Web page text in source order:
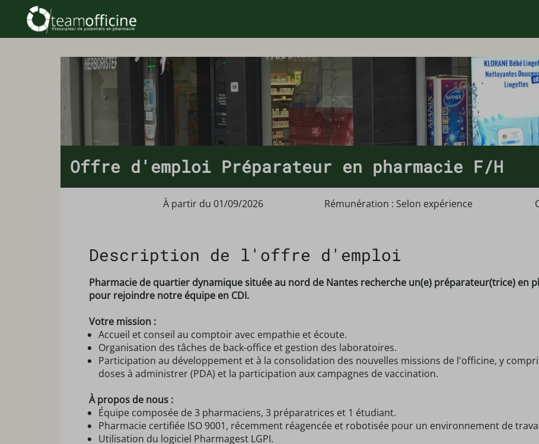
Offre d'emploi Préparateur en pharmacie F/H
À partir du 01/09/2026 Rémunération : Selon expérience
Description de l'offre d'emploi
Pharmacie de quartier dynamique située au nord de Nantes recherche un(e) préparateur(trice) en
pour rejoindre notre équipe en CDI.
Votre mission :
Accueil et conseil au comptoir avec empathie et écoute.
Organisation des tâches de back-office et gestion des laboratoires.
Participation au développement et à la consolidation des nouvelles missions de l'officine, y
doses à administrer (PDA) et la participation aux campagnes de vaccination.
À propos de nous :
Équipe composée de 3 pharmaciens, 3 préparatrices et 1 étudiant.
Pharmacie certifiée ISO 9001, récemment réagencée et robotisée pour un environnement de
Utilisation du logiciel Pharmagest LGPI.